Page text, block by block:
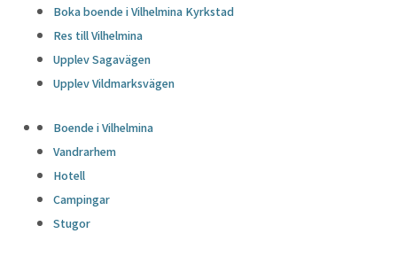
Boka boende i Vilhelmina Kyrkstad
Res till Vilhelmina
Upplev Sagavägen
Upplev Vildmarksvägen
Boende i Vilhelmina
Vandrarhem
Hotell
Campingar
Stugor